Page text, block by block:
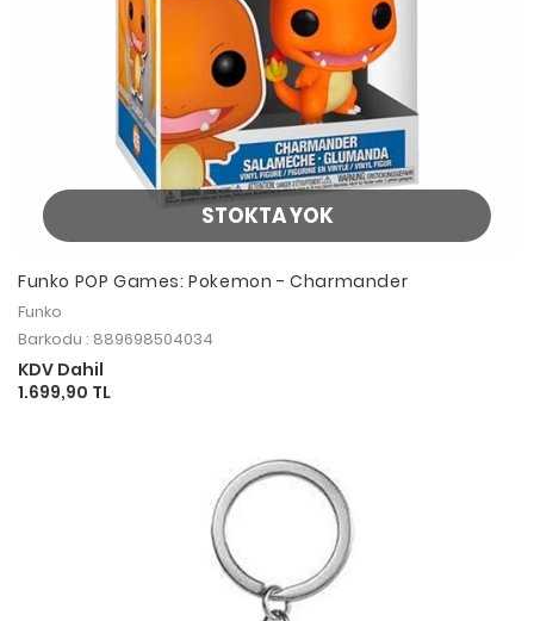
STOKTA YOK
Funko POP Games: Pokemon - Charmander
Funko
Barkodu : 889698504034
KDV Dahil
1.699,90 TL